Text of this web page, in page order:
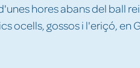
hores abans del ball
ocells, gossos i l'eriçó, en